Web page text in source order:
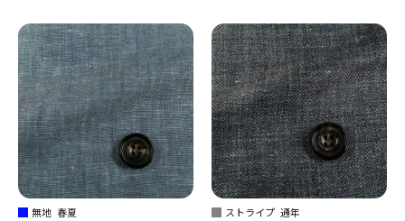
無地 春夏 ストライプ 通年